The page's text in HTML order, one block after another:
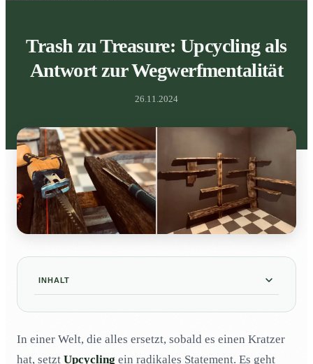
Trash zu Treasure: Upcycling als
Antwort zur Wegwerfmentalität
26.11.2024
INHALT
Was ist Upcycling?
02Warum wir die Wegwerfgesellschaft satthaben:
In einer Welt, die alles ersetzt, sobald es einen Kratzer
hat, setzt Upcycling ein radikales Statement. Es geht